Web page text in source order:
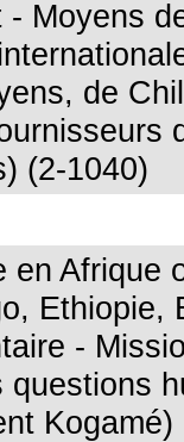
Moyens
de
(2-1040)
en Afrique
Ethiopie,
-
Kogamé)